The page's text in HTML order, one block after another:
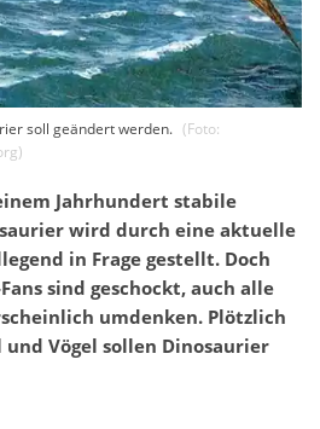
soll geändert werden. (Foto:
)
Jahrhundert stabile
wird durch eine aktuelle
in Frage gestellt. Doch
sind geschockt, auch alle
umdenken. Plötzlich
Vögel sollen Dinosaurier